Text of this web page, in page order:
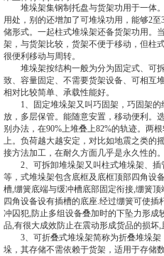
堆垛架集钢制托盘与货架功用于一体
用处，别的还增加了可堆垛功用，能够2
储形式。一起柱式堆垛架还备货架功用。
架，与货架比较，货架不便于移动，但柱
很便利移动与周转。
堆垛架按结构一般为分为固定式、可
致、容量固定、不需要货架设备、可相互
相对比较简单、承载性能好。
1、固定堆垛架又叫巧固架，巧固架的
放，多层保管。能随意安置，移动便利。
别办法，在90%上堆叠上82%的轨迹。两
上。负荷越大越安定，对比如地震之类的
接方法加工，在耐久方面几乎是永久性的。
2、可拆卸堆垛架又叫柱式堆垛架、插
等，式堆垛架包含底框及底框顶部四角设
槽,绷簧底端与缓冲槽底部固定衔接,绷簧
四角设备设有插槽的底座.经过绷簧可使
冲囚犯,防止多组设备叠加时的下坠力形成
品,有很大成效防止在震动形成货品的损坏
3、可折叠式堆垛架简称为折叠堆垛架
垛，其存储不需依赖于货架，适用于存储